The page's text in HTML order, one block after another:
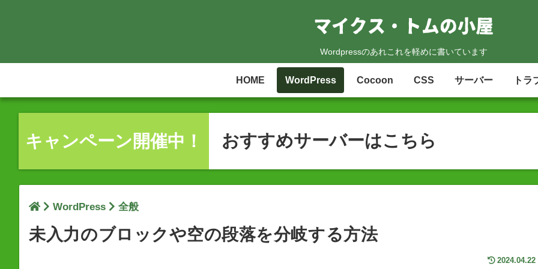
Wordpressのあれこれを軽めに書いています
HOME WordPress Cocoon CSS サーバー トラ
キャンペーン開催中！ おすすめサーバーはこちら
WordPress 全般
未入力のブロックや空の段落を分岐する方法
2024.04.22